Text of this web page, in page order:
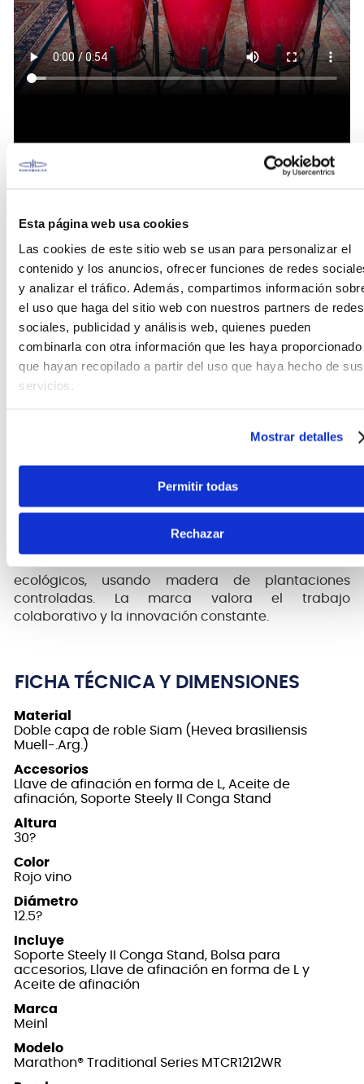
Esta página web usa cookies
Las cookies de este sitio web se usan para personalizar el
contenido y los anuncios, ofrecer funciones de redes
y analizar el tráfico. Además, compartimos información
el uso que haga del sitio web con nuestros partners de redes
sociales, publicidad y análisis web, quienes pueden
combinarla con otra información que les haya proporcionado
que hayan recopilado a partir del uso que haya hecho de sus
servicios.
Mostrar detalles
Permitir todas
Rechazar
alemana dedicada a la fabricación de
Ofrece una amplia gama de productos que
atienden diversas necesidades, gracias a un
equipo de expertos en percusión, marketing e
ecológicos, usando madera de plantaciones
controladas. La marca valora el trabajo
colaborativo y la innovación constante.
FICHA TÉCNICA Y DIMENSIONES
Material
Doble capa de roble Siam (Hevea brasiliensis
Muell-.Arg.)
Accesorios
Llave de afinación en forma de L, Aceite de
afinación, Soporte Steely II Conga Stand
Altura
30?
Color
Rojo vino
Diámetro
12.5?
Incluye
Soporte Steely II Conga Stand, Bolsa para
accesorios, Llave de afinación en forma de L y
Aceite de afinación
Marca
Meinl
Modelo
Marathon® Traditional Series MTCR1212WR